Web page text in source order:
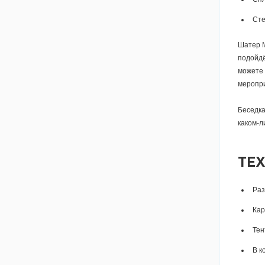
Шатер
можете
каком-
В